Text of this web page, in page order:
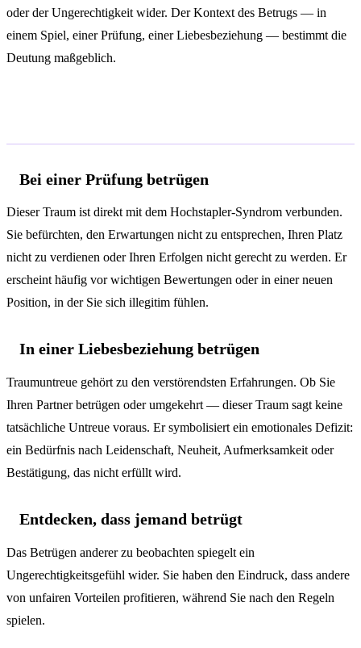
oder der Ungerechtigkeit wider. Der Kontext des Betrugs — in
einem Spiel, einer Prüfung, einer Liebesbeziehung — bestimmt die
Deutung maßgeblich.
Bei einer Prüfung betrügen
Dieser Traum ist direkt mit dem Hochstapler-Syndrom verbunden.
Sie befürchten, den Erwartungen nicht zu entsprechen, Ihren Platz
nicht zu verdienen oder Ihren Erfolgen nicht gerecht zu werden. Er
erscheint häufig vor wichtigen Bewertungen oder in einer neuen
Position, in der Sie sich illegitim fühlen.
In einer Liebesbeziehung betrügen
Traumuntreue gehört zu den verstörendsten Erfahrungen. Ob Sie
Ihren Partner betrügen oder umgekehrt — dieser Traum sagt keine
tatsächliche Untreue voraus. Er symbolisiert ein emotionales Defizit:
ein Bedürfnis nach Leidenschaft, Neuheit, Aufmerksamkeit oder
Bestätigung, das nicht erfüllt wird.
Entdecken, dass jemand betrügt
Das Betrügen anderer zu beobachten spiegelt ein
Ungerechtigkeitsgefühl wider. Sie haben den Eindruck, dass andere
von unfairen Vorteilen profitieren, während Sie nach den Regeln
spielen.